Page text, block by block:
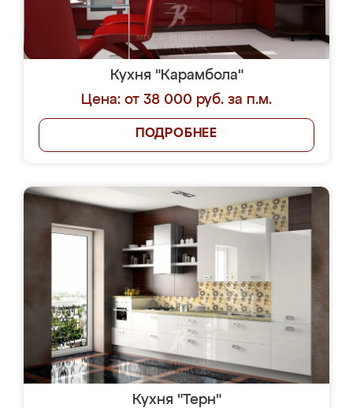
Кухня "Карамбола"
Цена: от 38 000 руб. за п.м.
ПОДРОБНЕЕ
Кухня "Терн"